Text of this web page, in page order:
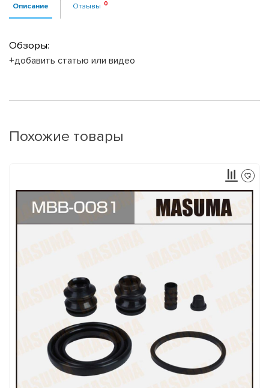
Описание Отзывы
Обзоры:
+добавить статью или видео
Похожие товары